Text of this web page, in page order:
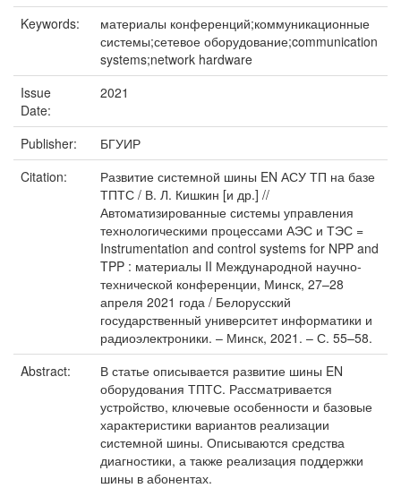
Keywords:
материалы конференций;коммуникационные
системы;сетевое оборудование;communication
systems;network hardware
Issue
Date:
2021
Publisher:
БГУИР
Citation:
Развитие системной шины EN АСУ ТП на базе
ТПТС / В. Л. Кишкин [и др.] //
Автоматизированные системы управления
технологическими процессами АЭС и ТЭС =
Instrumentation and control systems for NPP and
TPP : материалы II Международной научно-
технической конференции, Минск, 27–28
апреля 2021 года / Белорусский
государственный университет информатики и
радиоэлектроники. – Минск, 2021. – С. 55–58.
Abstract:
В статье описывается развитие шины EN
оборудования ТПТС. Рассматривается
устройство, ключевые особенности и базовые
характеристики вариантов реализации
системной шины. Описываются средства
диагностики, а также реализация поддержки
шины в абонентах.